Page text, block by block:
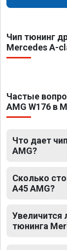
Чип тюнинг
Mercedes A-
Частые
AMG W176 в
Что дает
AMG?
Сколько
A45 AMG?
Увеличится
тюнинга